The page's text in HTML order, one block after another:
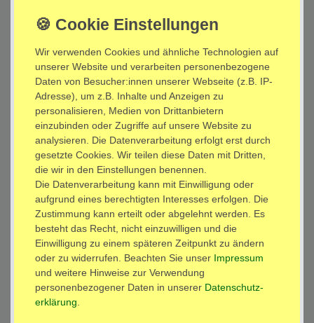
4051675012689
Leiterplatte 50 x 70 mm Lochraster 2,54 mm Experimentier Platine
Lötpunkt Löten Modell: LEI11
4,90 EUR*
sofort versandfertig
In den Warenkorb
Wir verwenden Cookies und ähnliche Technologien auf
unserer Website und verarbeiten personenbezogene
Daten von Besucher:innen unserer Webseite (z.B. IP-
Adresse), um z.B. Inhalte und Anzeigen zu
personalisieren, Medien von Drittanbietern
einzubinden oder Zugriffe auf unsere Website zu
analysieren. Die Datenverarbeitung erfolgt erst durch
gesetzte Cookies. Wir teilen diese Daten mit Dritten,
die wir in den Einstellungen benennen.
Die Datenverarbeitung kann mit Einwilligung oder
aufgrund eines berechtigten Interesses erfolgen. Die
Zustimmung kann erteilt oder abgelehnt werden. Es
besteht das Recht, nicht einzuwilligen und die
Einwilligung zu einem späteren Zeitpunkt zu ändern
oder zu widerrufen. Beachten Sie unser Impressum
und weitere Hinweise zur Verwendung
personenbezogener Daten in unserer Daten­schutz­
erklärung